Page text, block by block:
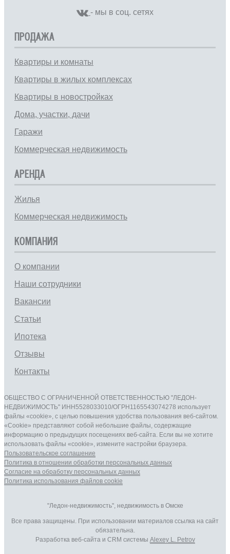
- мы в соц. сетях
ПРОДАЖА
Квартиры и комнаты
Квартиры в жилых комплексах
Квартиры в новостройках
Дома, участки, дачи
Гаражи
Коммерческая недвижимость
АРЕНДА
Жилья
Коммерческая недвижимость
КОМПАНИЯ
О компании
Наши сотрудники
Вакансии
Статьи
Ипотека
Отзывы
Контакты
ОБЩЕСТВО С ОГРАНИЧЕННОЙ ОТВЕТСТВЕННОСТЬЮ "ЛЕДОН-
НЕДВИЖИМОСТЬ" ИНН5528033010/ОГРН1165543074278 использует
файлы «cookie», с целью повышения удобства пользования веб-сайтом.
«Cookie» представляют собой небольшие файлы, содержащие
информацию о предыдущих посещениях веб-сайта. Если вы не хотите
использовать файлы «cookie», измените настройки браузера.
Пользовательское соглашение
Политика в отношении обработки персональных данныx
Согласие на обработку персональных данныx
Политика использования файлов cookie
"Ледон-недвижимость", недвижимость в Омске
Все права защищены. При использовании материалов ссылка на сайт
обязательна.
Разработка веб-сайта и CRM системы Alexey L. Petrov